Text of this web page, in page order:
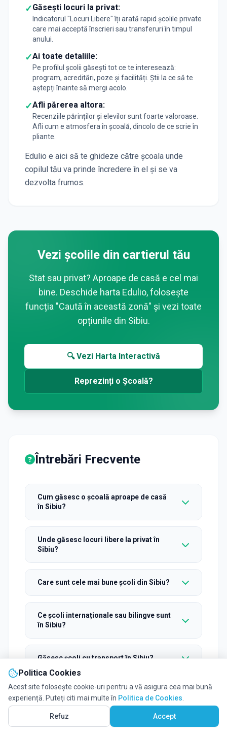
Vezi pe Hartă
✓Găsești locuri la privat:
Indicatorul "Locuri Libere" îți arată rapid școlile private
care mai acceptă înscrieri sau transferuri în timpul
anului.
✓Ai toate detaliile:
Pe profilul școlii găsești tot ce te interesează:
program, acreditări, poze și facilități. Știi la ce să te
aștepți înainte să mergi acolo.
✓Afli părerea altora:
Recenziile părinților și elevilor sunt foarte valoroase.
Afli cum e atmosfera în școală, dincolo de ce scrie în
pliante.
Edulio e aici să te ghideze către școala unde
copilul tău va prinde încredere în el și se va
dezvolta frumos.
Vezi școlile din cartierul tău
Stat sau privat? Aproape de casă e cel mai
bine. Deschide harta Edulio, folosește
funcția "Caută în această zonă" și vezi toate
opțiunile din Sibiu.
🔍 Vezi Harta Interactivă
Reprezinți o Școală?
Întrebări Frecvente
Cum găsesc o școală aproape de casă
în Sibiu?
Unde găsesc locuri libere la privat în
Sibiu?
Care sunt cele mai bune școli din Sibiu?
Ce școli internaționale sau bilingve sunt
în Sibiu?
Găsesc școli cu transport în Sibiu?
Cum contactez rapid o școală din Sibiu?
Politica Cookies
Acest site folosește cookie-uri pentru a vă asigura cea mai bună
experiență. Puteți citi mai multe în Politica de Cookies
Refuz Accept